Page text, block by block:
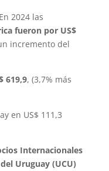
2024 las
fueron por US$
incremento del
619,9, (3,7% más
en US$ 111,3
Internacionales
Uruguay (UCU)